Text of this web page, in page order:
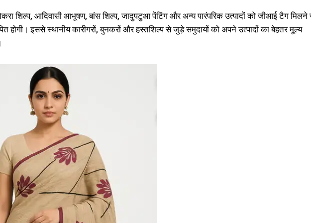
शिल्प, आदिवासी आभूषण, बांस शिल्प, जादुपटुआ पेंटिंग और अन्य पारंपरिक उत्पादों को जीआई टैग मिलने
होगी। इससे स्थानीय कारीगरों, बुनकरों और हस्तशिल्प से जुड़े समुदायों को अपने उत्पादों का बेहतर मूल्य